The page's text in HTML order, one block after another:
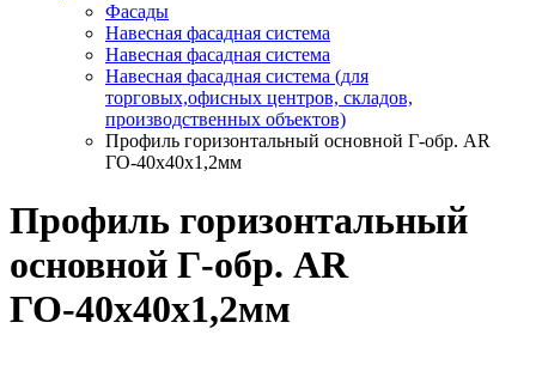
Фасады
Навесная фасадная система
Навесная фасадная система
Навесная фасадная система (для
торговых,офисных центров, складов,
производственных объектов)
Профиль горизонтальный основной Г-обр. AR
ГО-40х40х1,2мм
Профиль горизонтальный
основной Г-обр. AR
ГО-40х40х1,2мм